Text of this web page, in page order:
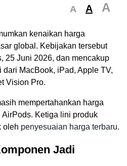
A A A
kenaikan harga
global. Kebijakan tersebut
25 Juni 2026, dan mencakup
MacBook, iPad, Apple TV,
Vision Pro.
mempertahankan harga
Ketiga lini produk
oleh penyesuaian harga terbaru.
Jadi